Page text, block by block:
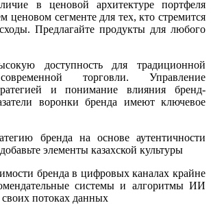
в ценовой архитектуре портфеля
ценовом сегменте для тех, кто стремится
Предлагайте продукты для любого
доступность для традиционной
торговли. Управление
и понимание влияния бренд-
воронки бренда имеют ключевое
бренда на основе аутентичности
элементы казахской культуры
бренда в цифровых каналах крайне
системы и алгоритмы ИИ
потоках данных